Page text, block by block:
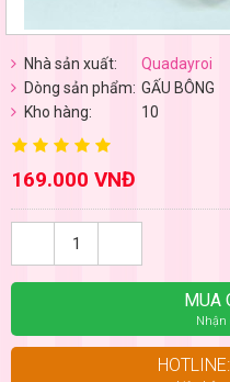
Nhà sản xuất:
Quadayroi
Dòng sản phẩm: GẤU BÔNG
Kho hàng:
10
169.000 VNĐ
MUA
Nhận
HOTLINE: